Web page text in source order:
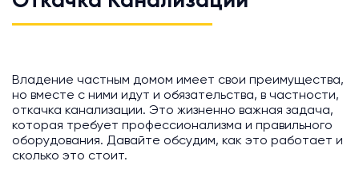
Владение частным домом имеет свои преимущества,
но вместе с ними идут и обязательства, в частности,
откачка канализации. Это жизненно важная задача,
которая требует профессионализма и правильного
оборудования. Давайте обсудим, как это работает и
сколько это стоит.